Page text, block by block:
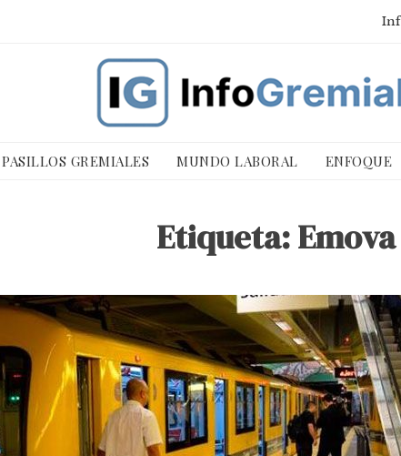
PASILLOS GREMIALES MUNDO LABORAL ENFOQUE
Etiqueta:Emova